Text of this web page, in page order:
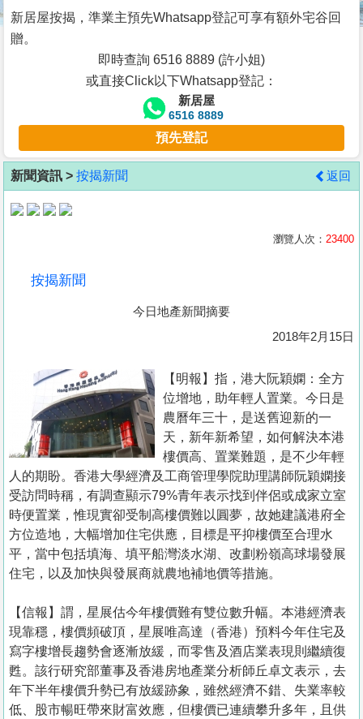
谷
按
客
地
產
手
冊
關
於
我
們
新居屋按揭，準業主預先Whatsapp登記可享有額外宅谷回
贈。
即時查詢 6516 8889 (許小姐)
或直接Click以下Whatsapp登記：
新居屋
6516 8889
預先登記
新聞資訊 > 按揭新聞 返回
瀏覽人次： 23400
按揭新聞
今日地產新聞摘要
2018年2月15日
【明報】指，港大阮穎嫻：全方
位增地，助年輕人置業。今日是
農曆年三十，是送舊迎新的一
天，新年新希望，如何解決本港
樓價高、置業難題，是不少年輕
人的期盼。香港大學經濟及工商管理學院助理講師阮穎嫻接
受訪問時稱，有調查顯示79%青年表示找到伴侶或成家立室
時便置業，惟現實卻受制高樓價難以圓夢，故她建議港府全
方位造地，大幅增加住宅供應，目標是平抑樓價至合理水
平，當中包括填海、填平船灣淡水湖、改劃粉嶺高球場發展
住宅，以及加快與發展商就農地補地價等措施。
【信報】謂，星展估今年樓價難有雙位數升幅。本港經濟表
現靠穩，樓價頻破頂，星展唯高達（香港）預料今年住宅及
寫字樓增長趨勢會逐漸放緩，而零售及酒店業表現則繼續復
甦。該行研究部董事及香港房地產業分析師丘卓文表示，去
年下半年樓價升勢已有放緩跡象，雖然經濟不錯、失業率較
低、股市暢旺帶來財富效應，但樓價已連續攀升多年，且供